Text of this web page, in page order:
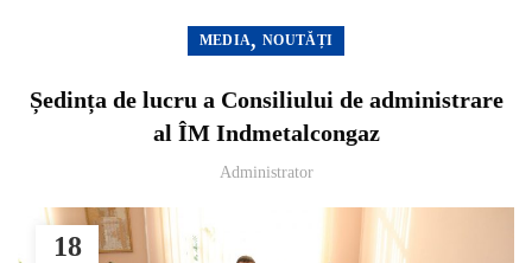
MEDIA,NOUTĂȚI
Ședința de lucru a Consiliului de administrare
al ÎM Indmetalcongaz
Administrator
18